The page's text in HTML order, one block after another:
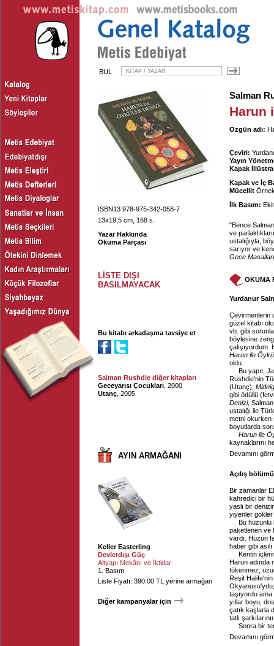
BUL
ISBN13 978-975-342-058-7
13x19,5 cm, 168 s.
Yazar Hakkında
Okuma Parçası
LİSTE DIŞI
BASILMAYACAK
Bu kitabı arkadaşına tavsiye et
Salman Rushdie diğer kitapları
Geceyarısı Çocukları , 2000
Utanç , 2005
AYIN ARMAĞANI
Keller Easterling
Devletdışı Güç
Altyapı Mekânı ve İktidar
1. Basım
Liste Fiyatı: 390.00 TL yerine armağan
Diğer kampanyalar için
Salman
Harun
Özgün adı:
Çeviri:
Yayın
Kapak
Kapak ve İç
Mücellit
İlk Basım:
"Bence
ve
ustalığıyla,
sarıyor ve
Gece Masalları
OKUMA
Yurdanur
Çevirmenlerin
güzel kitabı
vb. gibi
böylesine
çalışıyordum.
Harun ile
oldu.
Bu yapıt,
Rushdie'nin
(Utanç),
gibi ödüllü
Denizi,
ustalığı ile
metni okurken
boyutlarda
Harun ile
kaynaklarını
Devamını
Açılış
Bir zamanlar
kahredici bir
yaslı bir
yiyenler gökler
Bu hüzünlü
paketlenen ve
vardı. Hüzün
haber gibi
Kentin
Harun adında
tükenmez,
Reşit
taşıyordu ama
yıllar boyu,
çatık kaşlarla
tatlı
Sonra bir
Devamını